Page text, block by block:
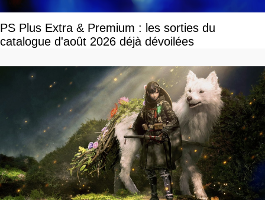
PS Plus Extra & Premium : les sorties du
catalogue d'août 2026 déjà dévoilées